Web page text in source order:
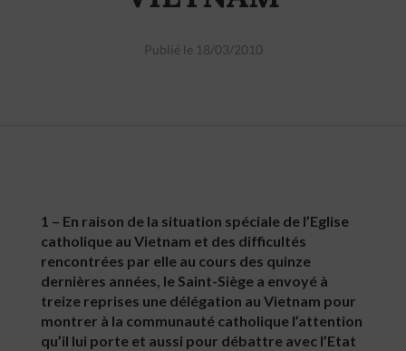
Publié le 18/03/2010
1 – En raison de la situation spéciale de l’Eglise
catholique au Vietnam et des difficultés
rencontrées par elle au cours des quinze
dernières années, le Saint-Siège a envoyé à
treize reprises une délégation au Vietnam pour
montrer à la communauté catholique l’attention
qu’il lui porte et aussi pour débattre avec l’Etat